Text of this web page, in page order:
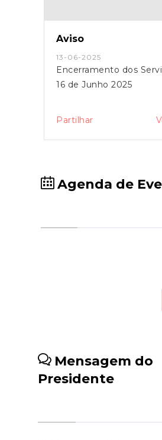
Aviso
13-06-2025
Encerramento dos
16 de Junho 2025
Partilhar
Agenda de
Mensagem do
Presidente